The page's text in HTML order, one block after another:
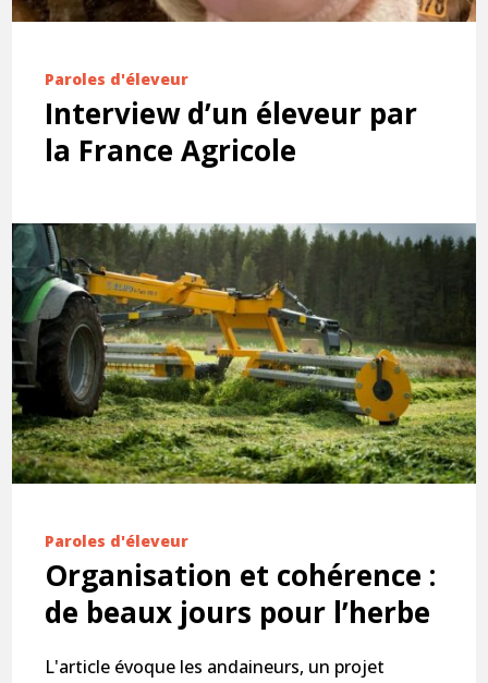
Paroles d'éleveur
Interview d’un éleveur par
la France Agricole
Paroles d'éleveur
Organisation et cohérence :
de beaux jours pour l’herbe
L'article évoque les andaineurs, un projet